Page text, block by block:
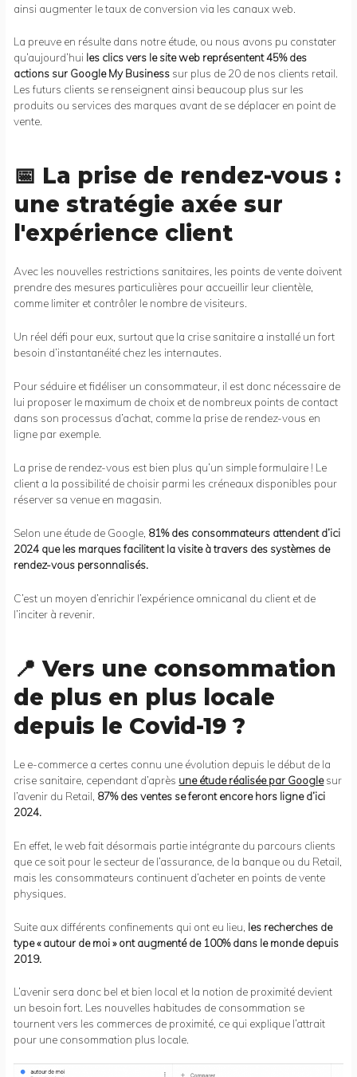
ainsi augmenter le taux de conversion via les canaux web.
La preuve en résulte dans notre étude, ou nous avons pu constater
qu’aujourd’hui les clics vers le site web représentent 45% des
actions sur Google My Business sur plus de 20 de nos clients retail.
Les futurs clients se renseignent ainsi beaucoup plus sur les
produits ou services des marques avant de se déplacer en point de
vente.
📅 La prise de rendez-vous :
une stratégie axée sur
l'expérience client
Avec les nouvelles restrictions sanitaires, les points de vente doivent
prendre des mesures particulières pour accueillir leur clientèle,
comme limiter et contrôler le nombre de visiteurs.
Un réel défi pour eux, surtout que la crise sanitaire a installé un fort
besoin d’instantanéité chez les internautes.
Pour séduire et fidéliser un consommateur, il est donc nécessaire de
lui proposer le maximum de choix et de nombreux points de contact
dans son processus d’achat, comme la prise de rendez-vous en
ligne par exemple.
La prise de rendez-vous est bien plus qu’un simple formulaire ! Le
client a la possibilité de choisir parmi les créneaux disponibles pour
réserver sa venue en magasin.
Selon une étude de Google, 81% des consommateurs attendent d’ici
2024 que les marques facilitent la visite à travers des systèmes de
rendez-vous personnalisés.
C’est un moyen d’enrichir l’expérience omnicanal du client et de
l’inciter à revenir.
📍 Vers une consommation
de plus en plus locale
depuis le Covid-19 ?
Le e-commerce a certes connu une évolution depuis le début de la
crise sanitaire, cependant d’après une étude réalisée par Googlesur
l’avenir du Retail, 87% des ventes se feront encore hors ligne d’ici
2024.
En effet, le web fait désormais partie intégrante du parcours clients
que ce soit pour le secteur de l’assurance, de la banque ou du Retail,
mais les consommateurs continuent d’acheter en points de vente
physiques.
Suite aux différents confinements qui ont eu lieu, les recherches de
type « autour de moi » ont augmenté de 100% dans le monde depuis
2019.
L’avenir sera donc bel et bien local et la notion de proximité devient
un besoin fort. Les nouvelles habitudes de consommation se
tournent vers les commerces de proximité, ce qui explique l’attrait
pour une consommation plus locale.